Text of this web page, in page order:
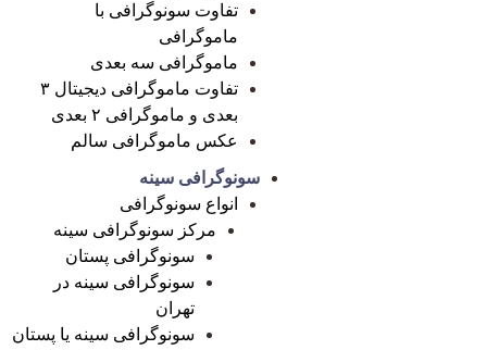
تفاوت سونوگرافی با
ماموگرافی
ماموگرافی سه بعدی
تفاوت ماموگرافی دیجیتال ۳
بعدی و ماموگرافی ۲ بعدی
عکس ماموگرافی سالم
سونوگرافی سینه
انواع سونوگرافی
مرکز سونوگرافی سینه
سونوگرافی پستان
سونوگرافی سینه در
تهران
سونوگرافی سینه یا پستان